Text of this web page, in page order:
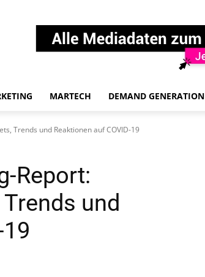
MARTECH DEMAND GENERATION
Trends und Reaktionen auf COVID-19
Report:
und